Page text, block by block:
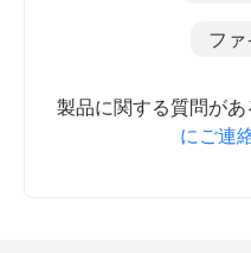
フ
製品に関する質問があ
にご連